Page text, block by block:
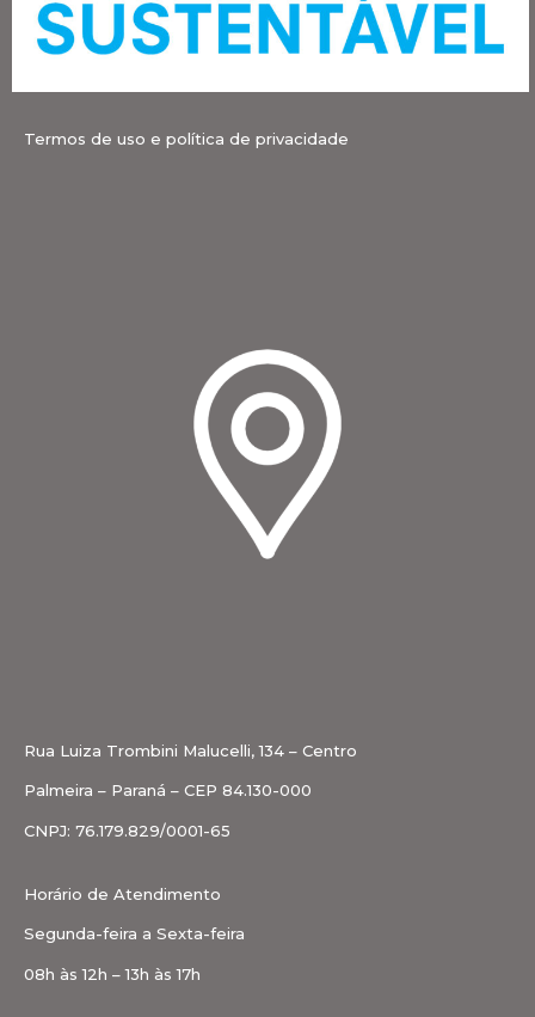
Termos de uso e política de privacidade
Rua Luiza Trombini Malucelli, 134 – Centro
Palmeira – Paraná – CEP 84.130-000
CNPJ: 76.179.829/0001-65
Horário de Atendimento
Segunda-feira a Sexta-feira
08h às 12h – 13h às 17h